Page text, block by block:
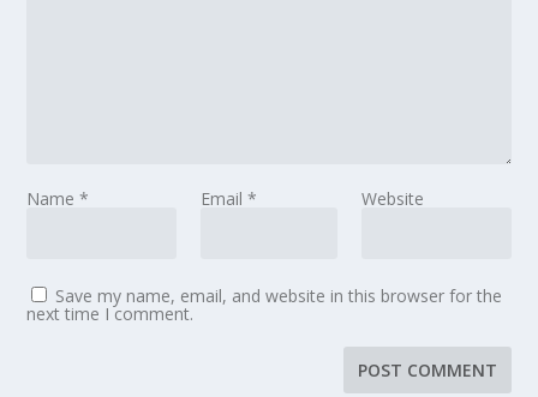
Name* Email * Website
Save my name, email, and website in this browser for the
next time I comment.